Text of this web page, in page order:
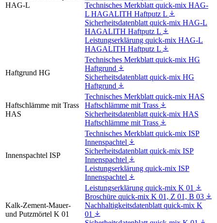
HAG-L
Technisches Merkblatt quick-mix HAG-
L HAGALITH Haftputz L
Sicherheitsdatenblatt quick-mix HAG-L
HAGALITH Haftputz L
Leistungserklärung quick-mix HAG-L
HAGALITH Haftputz L
Haftgrund HG
Technisches Merkblatt quick-mix HG
Haftgrund
Sicherheitsdatenblatt quick-mix HG
Haftgrund
Haftschlämme mit Trass
HAS
Technisches Merkblatt quick-mix HAS
Haftschlämme mit Trass
Sicherheitsdatenblatt quick-mix HAS
Haftschlämme mit Trass
Innenspachtel ISP
Technisches Merkblatt quick-mix ISP
Innenspachtel
Sicherheitsdatenblatt quick-mix ISP
Innenspachtel
Leistungserklärung quick-mix ISP
Innenspachtel
Kalk-Zement-Mauer-
und Putzmörtel K 01
Leistungserklärung quick-mix K 01
Broschüre quick-mix K 01, Z 01, B 03
Nachhaltigkeitsdatenblatt quick-mix K
01